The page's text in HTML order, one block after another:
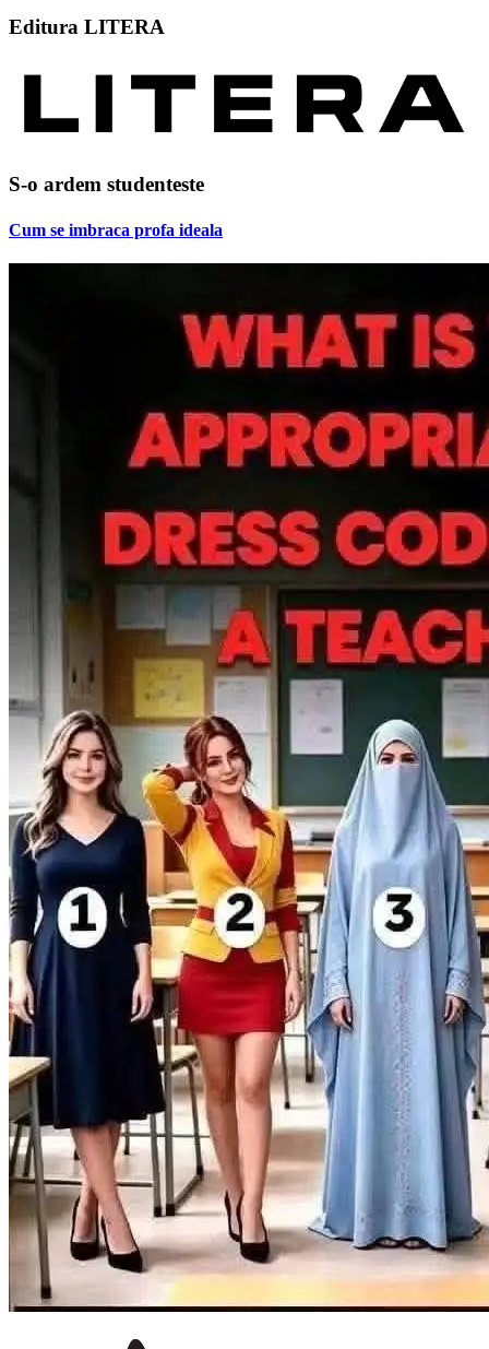
Editura LITERA
S-o ardem studenteste
Cum se imbraca profa ideala